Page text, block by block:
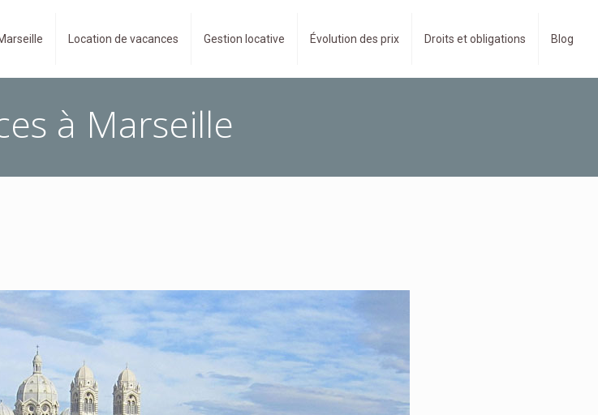
Location de vacances Gestion locative Évolution des prix Droits et obligations Blog
à Marseille